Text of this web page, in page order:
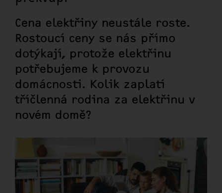
Cena elektřiny neustále roste.
Rostoucí ceny se nás přímo
dotýkají, protože elektřinu
potřebujeme k provozu
domácnosti. Kolik zaplatí
tříčlenná rodina za elektřinu v
novém domě?